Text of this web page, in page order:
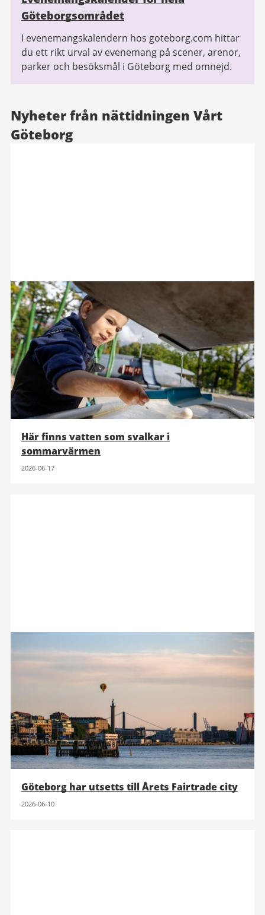
Göteborgsområdet
I evenemangskalendern hos goteborg.com hittar
du ett rikt urval av evenemang på scener, arenor,
parker och besöksmål i Göteborg med omnejd.
Nyheter från nättidningen Vårt
Göteborg
Här finns vatten som svalkar i
sommarvärmen
2026-06-17
Göteborg har utsetts till Årets Fairtrade city
2026-06-10